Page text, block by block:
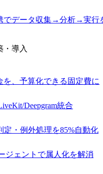
でデータ収集→分析→実行
・導入
を、予算化できる固定費に
Deepgram統合
定・例外処理を85%自動化
ジェントで属人化を解消